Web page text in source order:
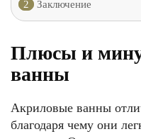
2
Заключение
Плюсы и
ванны
Акриловые ванны
благодаря чему они